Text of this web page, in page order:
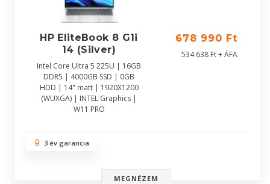
HP EliteBook 8 G1i
14 (Silver)
Intel Core Ultra 5 225U | 16GB
DDR5 | 4000GB SSD | 0GB
HDD | 14" matt | 1920X1200
(WUXGA) | INTEL Graphics |
W11 PRO
678 990 Ft
534 638 Ft + ÁFA
3 év garancia
MEGNÉZEM